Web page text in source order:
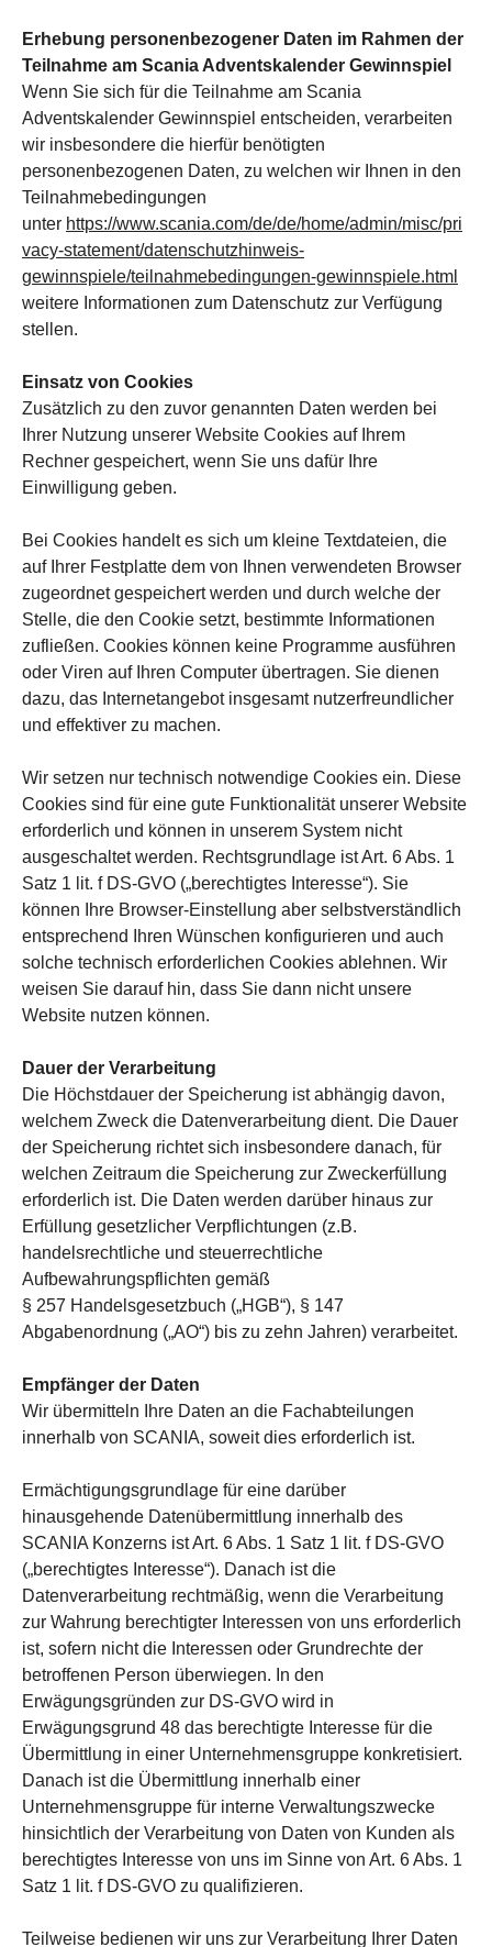
Erhebung personenbezogener Daten im Rahmen der
Teilnahme am Scania Adventskalender Gewinnspiel
Wenn Sie sich für die Teilnahme am Scania
Adventskalender Gewinnspiel entscheiden, verarbeiten
wir insbesondere die hierfür benötigten
personenbezogenen Daten, zu welchen wir Ihnen in den
Teilnahmebedingungen
unter https://www.scania.com/de/de/home/admin/misc/pri
vacy-statement/datenschutzhinweis-
gewinnspiele/teilnahmebedingungen-gewinnspiele.html
weitere Informationen zum Datenschutz zur Verfügung
stellen.
Einsatz von Cookies
Zusätzlich zu den zuvor genannten Daten werden bei
Ihrer Nutzung unserer Website Cookies auf Ihrem
Rechner gespeichert, wenn Sie uns dafür Ihre
Einwilligung geben.
Bei Cookies handelt es sich um kleine Textdateien, die
auf Ihrer Festplatte dem von Ihnen verwendeten Browser
zugeordnet gespeichert werden und durch welche der
Stelle, die den Cookie setzt, bestimmte Informationen
zufließen. Cookies können keine Programme ausführen
oder Viren auf Ihren Computer übertragen. Sie dienen
dazu, das Internetangebot insgesamt nutzerfreundlicher
und effektiver zu machen.
Wir setzen nur technisch notwendige Cookies ein. Diese
Cookies sind für eine gute Funktionalität unserer Website
erforderlich und können in unserem System nicht
ausgeschaltet werden. Rechtsgrundlage ist Art. 6 Abs. 1
Satz 1 lit. f DS-GVO („berechtigtes Interesse“). Sie
können Ihre Browser-Einstellung aber selbstverständlich
entsprechend Ihren Wünschen konfigurieren und auch
solche technisch erforderlichen Cookies ablehnen. Wir
weisen Sie darauf hin, dass Sie dann nicht unsere
Website nutzen können.
Dauer der Verarbeitung
Die Höchstdauer der Speicherung ist abhängig davon,
welchem Zweck die Datenverarbeitung dient. Die Dauer
der Speicherung richtet sich insbesondere danach, für
welchen Zeitraum die Speicherung zur Zweckerfüllung
erforderlich ist. Die Daten werden darüber hinaus zur
Erfüllung gesetzlicher Verpflichtungen (z.B.
handelsrechtliche und steuerrechtliche
Aufbewahrungspflichten gemäß
§ 257 Handelsgesetzbuch („HGB“), § 147
Abgabenordnung („AO“) bis zu zehn Jahren) verarbeitet.
Empfänger der Daten
Wir übermitteln Ihre Daten an die Fachabteilungen
innerhalb von SCANIA, soweit dies erforderlich ist.
Ermächtigungsgrundlage für eine darüber
hinausgehende Datenübermittlung innerhalb des
SCANIA Konzerns ist Art. 6 Abs. 1 Satz 1 lit. f DS-GVO
(„berechtigtes Interesse“). Danach ist die
Datenverarbeitung rechtmäßig, wenn die Verarbeitung
zur Wahrung berechtigter Interessen von uns erforderlich
ist, sofern nicht die Interessen oder Grundrechte der
betroffenen Person überwiegen. In den
Erwägungsgründen zur DS-GVO wird in
Erwägungsgrund 48 das berechtigte Interesse für die
Übermittlung in einer Unternehmensgruppe konkretisiert.
Danach ist die Übermittlung innerhalb einer
Unternehmensgruppe für interne Verwaltungszwecke
hinsichtlich der Verarbeitung von Daten von Kunden als
berechtigtes Interesse von uns im Sinne von Art. 6 Abs. 1
Satz 1 lit. f DS-GVO zu qualifizieren.
Teilweise bedienen wir uns zur Verarbeitung Ihrer Daten